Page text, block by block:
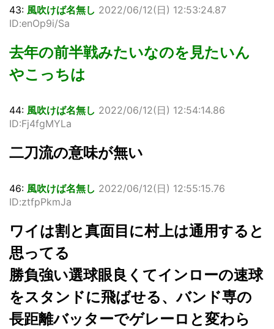
43: 風吹けば名無し 2022/06/12(日) 12:53:24.87
ID:enOp9i/Sa
去年の前半戦みたいなのを見たいん
やこっちは
44: 風吹けば名無し 2022/06/12(日) 12:54:14.86
ID:Fj4fgMYLa
二刀流の意味が無い
46: 風吹けば名無し 2022/06/12(日) 12:55:15.76
ID:ztfpPkmJa
ワイは割と真面目に村上は通用すると
思ってる
勝負強い選球眼良くてインローの速球
をスタンドに飛ばせる、バンド専の
長距離バッターでゲレーロと変わら